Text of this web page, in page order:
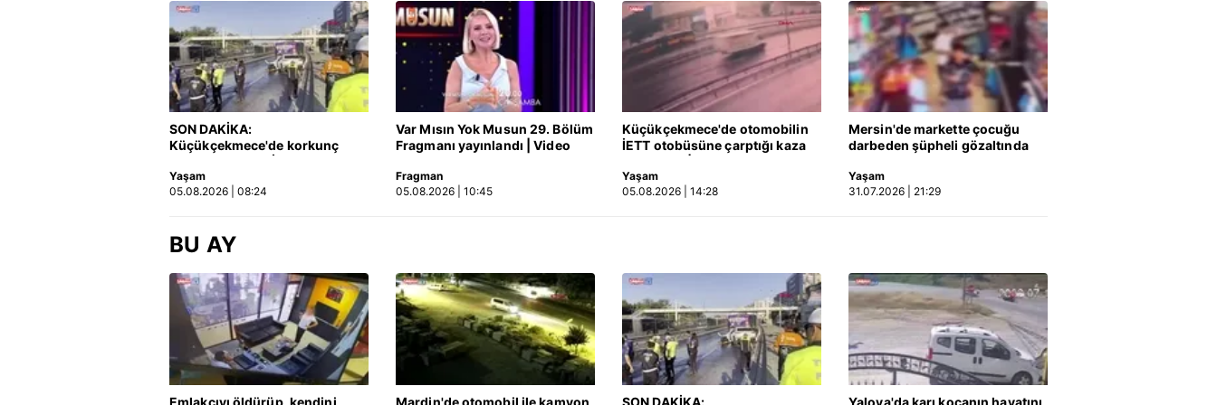
SON DAKİKA:
Küçükçekmece'de korkunç
otobüsüne çarptı: 3 kişi
hayatını kaybetti | Video
Yaşam
05.08.2026 | 08:24
Var Mısın Yok Musun 29. Bölüm
Fragmanı yayınlandı | Video
Fragman
05.08.2026 | 10:45
Küçükçekmece'de otomobilin
İETT otobüsüne çarptığı kaza
Yaşam
05.08.2026 | 14:28
Mersin'de markette çocuğu
darbeden şüpheli gözaltında
Yaşam
31.07.2026 | 21:29
BU AY
Emlakçıyı öldürüp, kendini
Mardin'de otomobil ile kamyon
SON DAKİKA:
Yalova'da karı kocanın hayatını